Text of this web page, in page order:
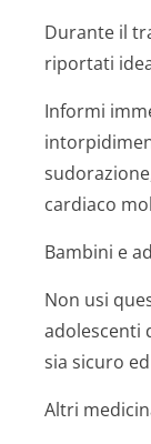
Durante il
riportati
Informi
cardiaco
Bambini e
Non usi
adolescenti
sia sicuro
Altri